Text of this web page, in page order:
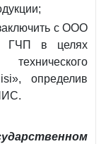
с ООО
ГЧП в целях
определив